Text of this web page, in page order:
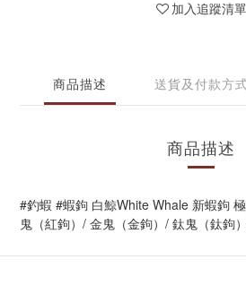
加入追蹤清單
商品描述 送貨及付款方
商品描述
#釣蝦 #蝦鉤 白鯨White Whale 新蝦鉤
鬼（紅鉤）/ 金鬼（金鉤）/ 鈦鬼（鈦鉤